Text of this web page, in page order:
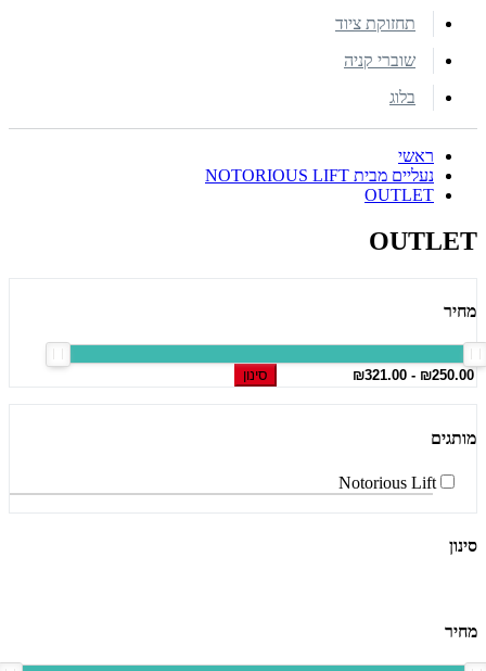
תחזוקת ציוד
שוברי קניה
בלוג
ראשי
נעליים מבית NOTORIOUS LIFT
OUTLET
OUTLET
מחיר
סינון
מותגים
Notorious Lift
סינון
מחיר